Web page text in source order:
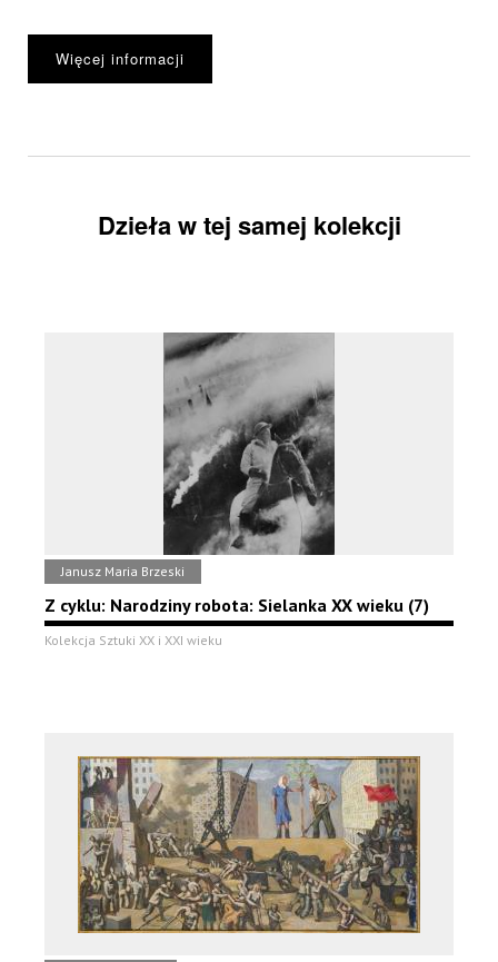
Więcej informacji
Dzieła w tej samej kolekcji
Janusz Maria Brzeski
Z cyklu: Narodziny robota: Sielanka XX wieku (7)
Kolekcja Sztuki XX i XXI wieku